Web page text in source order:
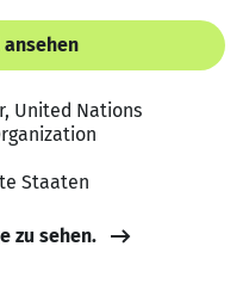
ansehen
United Nations
Staaten
zu sehen.